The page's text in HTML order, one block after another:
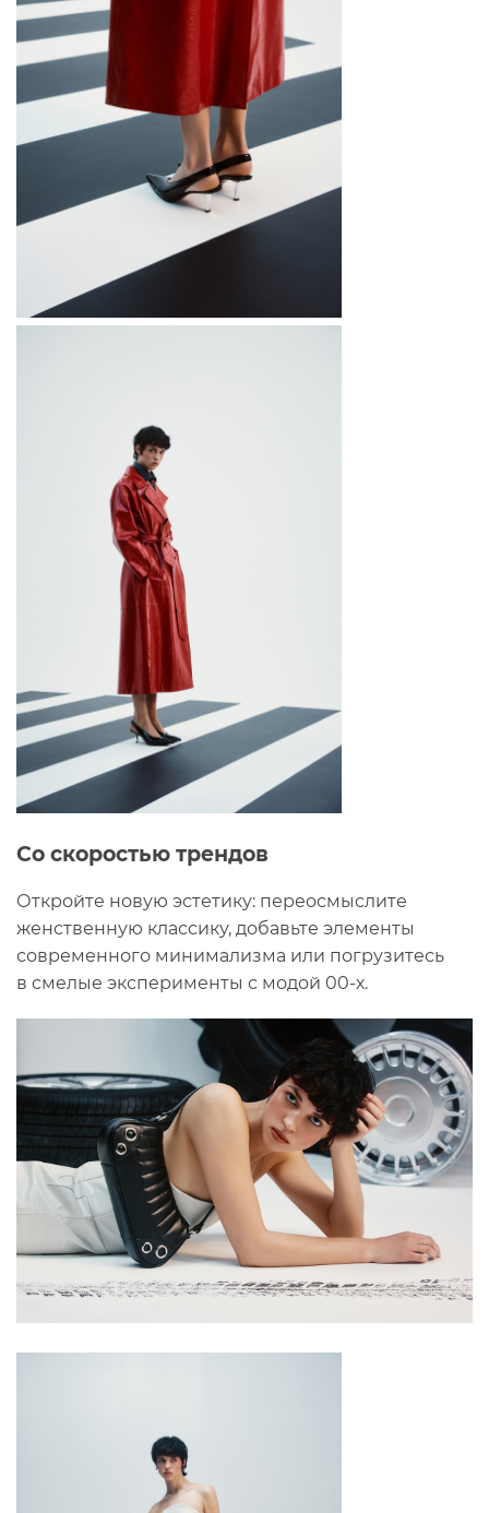
Со скоростью трендов
Откройте новую эстетику: переосмыслите
женственную классику, добавьте элементы
современного минимализма или погрузитесь
в смелые эксперименты с модой 00-х.